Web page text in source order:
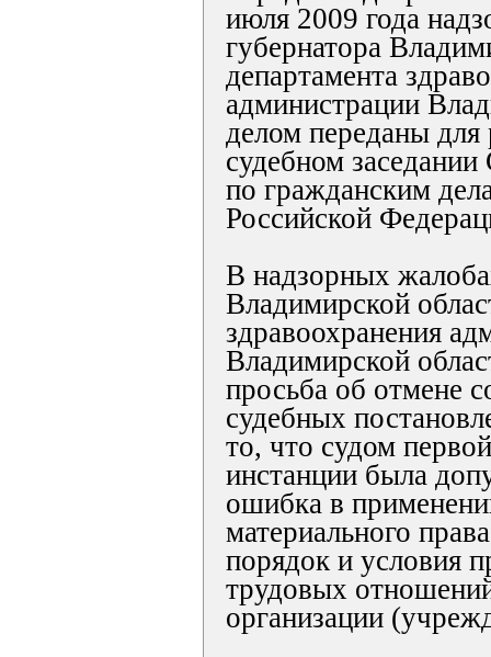
июля 2009 года
губернатора
департамента
администрации
делом переданы для
судебном
по гражданским
Российской
В надзорных
Владимирской
здравоохранения
Владимирской
просьба об отмене
судебных
то, что судом
инстанции была
ошибка в
материального
порядок и условия
трудовых
организации